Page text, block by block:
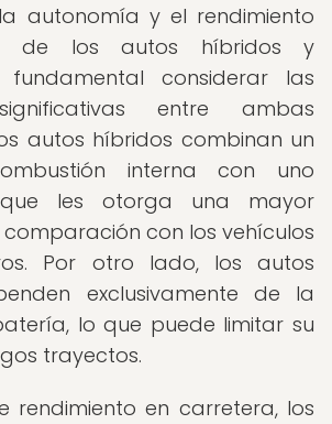
autonomía y el rendimiento
de los autos híbridos y
fundamental considerar las
entre ambas
autos híbridos combinan un
interna con uno
les otorga una mayor
con los vehículos
Por otro lado, los autos
exclusivamente de la
lo que puede limitar su
trayectos.
rendimiento en carretera, los